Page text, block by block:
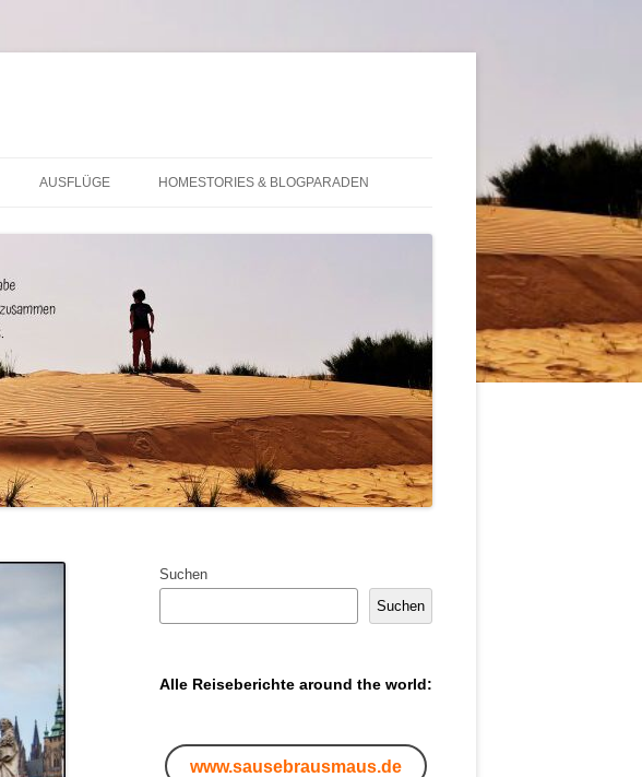
AUSFLÜGE HOMESTORIES & BLOGPARADEN
Suchen
Suchen
Alle Reiseberichte around the world:
www.sausebrausmaus.de